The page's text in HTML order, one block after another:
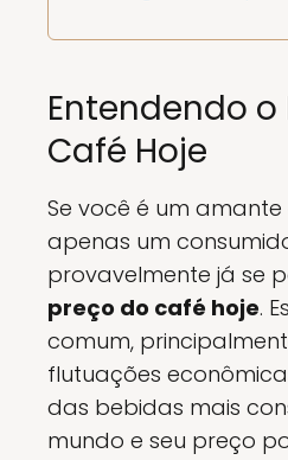
Entendendo o
Café Hoje
Se você é um
apenas um
provavelmente já se
preço do café hoje.
comum,
flutuações
das bebidas mais
mundo e seu preço